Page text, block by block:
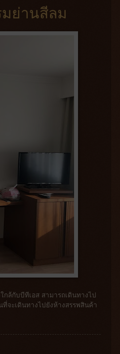
ย่านสีลม
ล้กับบีทีเอส สามารถเดินทางไป
จะเดินทางไปยังห้างสรรพสินค้า